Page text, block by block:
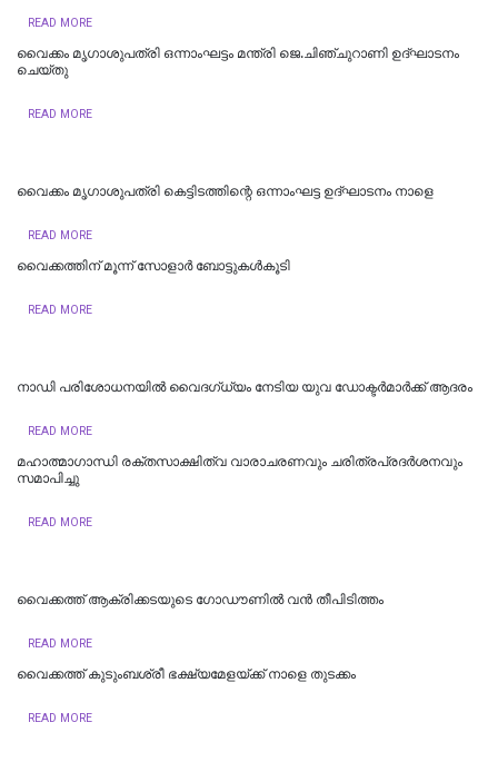
READ MORE
വൈക്കം മൃഗാശുപത്രി ഒന്നാംഘട്ടം മന്ത്രി ജെ.ചിഞ്ചുറാണി ഉദ്ഘാടനം
ചെയ്തു
READ MORE
വൈക്കം മൃഗാശുപത്രി കെട്ടിടത്തിന്റെ ഒന്നാംഘട്ട ഉദ്ഘാടനം നാളെ
READ MORE
വൈക്കത്തിന് മൂന്ന് സോളാർ ബോട്ടുകൾകൂടി
READ MORE
നാഡി പരിശോധനയിൽ വൈദഗ്ധ്യം നേടിയ യുവ ഡോക്ടർമാർക്ക് ആദരം
READ MORE
മഹാത്മാഗാന്ധി രക്തസാക്ഷിത്വ വാരാചരണവും ചരിത്രപ്രദർശനവും
സമാപിച്ചു
READ MORE
വൈക്കത്ത് ആക്രിക്കടയുടെ ഗോഡൗണിൽ വൻ തീപിടിത്തം
READ MORE
വൈക്കത്ത് കുടുംബശ്രീ ഭക്ഷ്യമേളയ്ക്ക് നാളെ തുടക്കം
READ MORE